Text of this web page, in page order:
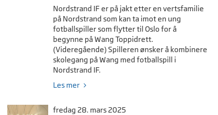
Nordstrand IF er på jakt etter en vertsfamilie
på Nordstrand som kan ta imot en ung
fotballspiller som flytter til Oslo for å
begynne på Wang Toppidrett.
(Videregående) Spilleren ønsker å kombinere
skolegang på Wang med fotballspill i
Nordstrand IF.
Les mer
fredag 28. mars 2025